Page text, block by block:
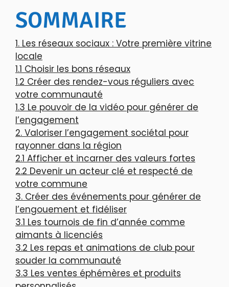
SOMMAIRE
1. Les réseaux sociaux : Votre première vitrine
locale
1.1 Choisir les bons réseaux
1.2 Créer des rendez-vous réguliers avec
votre communauté
1.3 Le pouvoir de la vidéo pour générer de
l’engagement
2. Valoriser l’engagement sociétal pour
rayonner dans la région
2.1 Afficher et incarner des valeurs fortes
2.2 Devenir un acteur clé et respecté de
votre commune
3. Créer des événements pour générer de
l’engouement et fidéliser
3.1 Les tournois de fin d’année comme
aimants à licenciés
3.2 Les repas et animations de club pour
souder la communauté
3.3 Les ventes éphémères et produits